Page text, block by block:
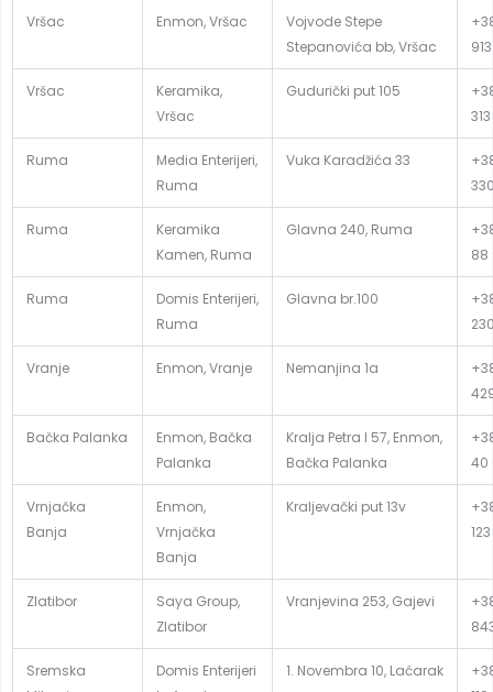
Vršac Enmon, Vršac
Vojvode Stepe
Stepanovića bb, Vršac
913
Vršac
Keramika,
Vršac
Gudurički put 105
313
Ruma
Media Enterijeri,
Ruma
Vuka Karadžića 33
Ruma
Keramika
Kamen, Ruma
Glavna 240, Ruma
88
Ruma
Domis Enterijeri,
Ruma
Glavna br.100
Vranje Enmon, Vranje Nemanjina 1a
Bačka Palanka
Enmon, Bačka
Palanka
Kralja Petra I 57, Enmon,
Bačka Palanka
40
Vrnjačka
Banja
Enmon,
Vrnjačka
Banja
Kraljevački put 13v
123
Zlatibor
Saya Group,
Zlatibor
Vranjevina 253, Gajevi
Sremska
Domis Enterijeri
1. Novembra 10, Laćarak